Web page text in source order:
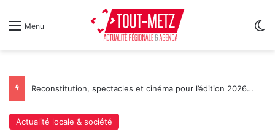
Menu
L’Étape du Graoully : une nouvelle épreuve cycliste débarque à Metz
Actualité locale & société